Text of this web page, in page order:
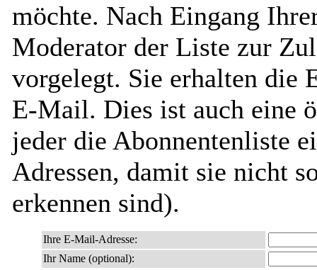
möchte. Nach Eingang
Moderator der Liste zur
vorgelegt. Sie erhalten die
E-Mail. Dies ist auch eine
jeder die Abonnentenliste
Adressen, damit sie nicht
erkennen sind).
Ihre E-Mail-Adresse:
Ihr Name (optional):